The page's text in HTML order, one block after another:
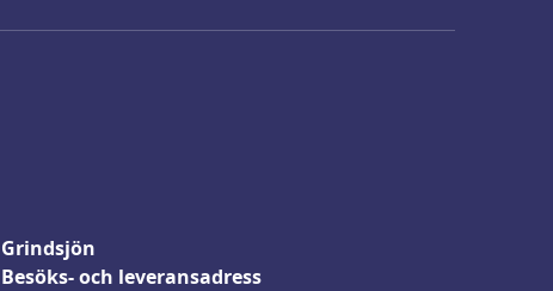
Grindsjön
Besöks- och leveransadress